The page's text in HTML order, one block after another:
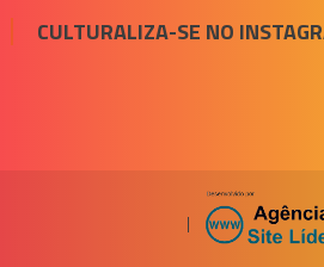
CULTURALIZA-SE NO
|